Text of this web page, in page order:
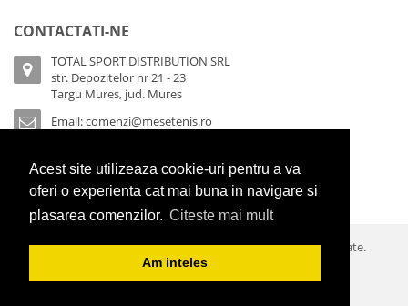
Acest site utilizeaza cookie-uri pentru a va
oferi o experienta cat mai buna in navigare si
plasarea comenzilor. Citeste mai mult
Am inteles
CONTACTATI-NE
TOTAL SPORT DISTRIBUTION SRL
str. Depozitelor nr 21 - 23
Targu Mures, jud. Mures
Email:comenzi@mesetenis.ro
Depozit:0377 100 944
© 2026 Cornilleau Romania. Toate drepturile sunt rezervate.